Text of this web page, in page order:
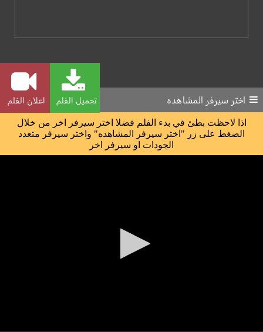
تحميل الفلم اعلان الفلم اختر سيرفر المشاهده
اذا لاحظت بطئ في بدء الفلم فضلا اختر سيرفر اخر من خلال
الضغط على زر "اختر سيرفر المشاهده" واختر سيرفر متعدد
الجودات او سيرفر اخر